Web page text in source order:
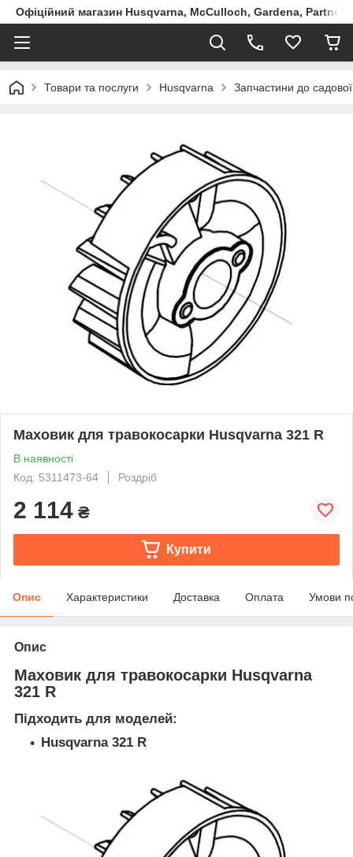
Офіційний магазин Husqvarna, McCulloch, Gardena, Partner
Товари та послуги Husqvarna Запчастини до
Маховик для травокосарки Husqvarna 321 R
В наявності
Код: 5311473-64
Роздріб
2 114 ₴
Купити
Опис Характеристики Доставка Оплата Умови
Опис
Маховик для травокосарки Husqvarna
321 R
Підходить для моделей:
Husqvarna 321 R